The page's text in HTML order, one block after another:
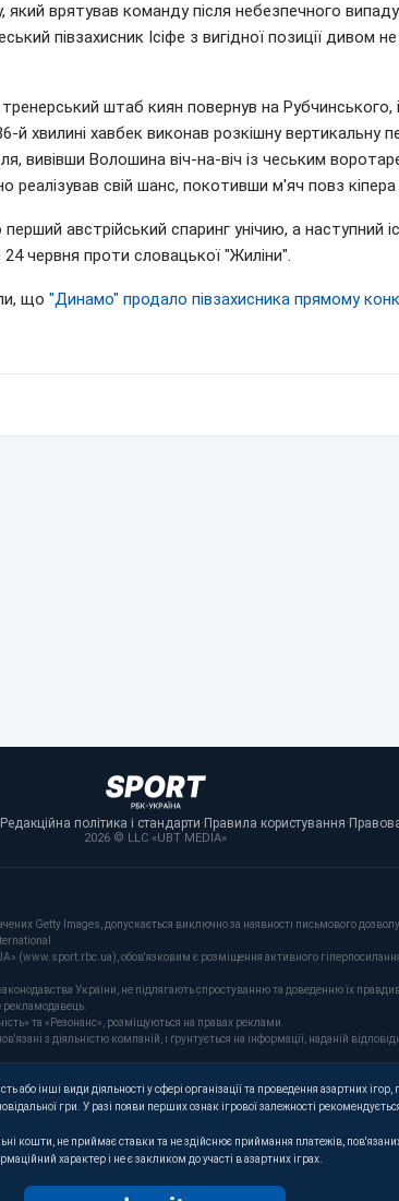
який врятував команду після небезпечного випаду
півзахисник Ісіфе з вигідної позиції дивом
штаб киян повернув на Рубчинського,
й хвилині хавбек виконав розкішну вертикальну
вивівши Волошина віч-на-віч із чеським
реалізував свій шанс, покотивши м'яч повз кіпера
австрійський спаринг унічию, а наступний
червня проти словацької "Жиліни".
що "Динамо" продало півзахисника прямому
Редакційна політика і стандарти· Правила користування·
2026 © LLC «UBT MEDIA»
Getty Images, допускається виключно за наявності письмового
(www.sport.rbc.ua), обов'язковим є розміщення активного
України, не підлягають спростуванню та доведенню їх
рекламодавець.
та «Резонанс», розміщуються на правах реклами.
з діяльністю компаній, і ґрунтується на інформації, наданій
інші види діяльності у сфері організації та проведення азартних
гри. У разі появи перших ознак ігрової залежності
кошти, не приймає ставки та не здійснює приймання платежів,
характер і не є закликом до участі в азартних іграх.